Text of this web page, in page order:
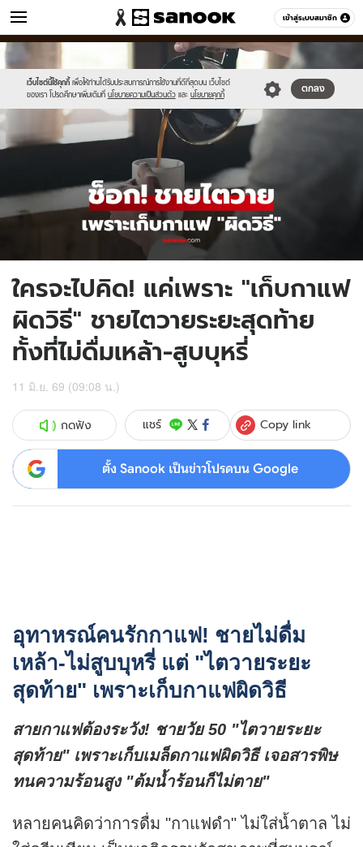
เข้าสู่ระบบสมาชิก
ข่าว หมวดอื่นๆ
เว็บไซต์นี้ใช้คุกกี้ เพื่อให้ท่านได้รับประสบการณ์การใช้งานที่ดีที่สุดบน เว็บไซต์
ของเรา โปรดศึกษาเพิ่มเติมที่ นโยบายความเป็นส่วนตัว และ นโยบายคุกกี้
ตกลง
Sanook
//s.isanook.com/sr/0/images/logo-
new-
sanook.png
600
60
//s.isanook.com/ns/0/ud/1978/9893662/newnewnewnewnewnewnew-
thumbna.jpg
ใครจะไปคิด! แค่เพราะ "เก็บกาแฟ
ผิดวิธี" ชายไตวายระยะสุดท้าย
ทั้งที่ไม่ดื่มเหล้า-สูบบุหรี่
11 มิ.ย. 69 (09:08 น.)
กดฟัง แชร์ Copy link
ตั้ง Sanook เป็นข่าวโปรดบน Google
อุทาหรณ์คนรักกาแฟ! ชายไม่ดื่ม
เหล้า-ไม่สูบบุหรี่ แต่ "ไตวายระยะ
สุดท้าย" เพราะเก็บกาแฟผิดวิธี
สายกาแฟต้องระวัง! ชายวัย 50 "ไตวายระยะ
สุดท้าย" เพราะเก็บเมล็ดกาแฟผิดวิธี เจอสารพิษ
ทนความร้อนสูง "ต้มน้ำร้อนก็ไม่ตาย"
หลายคนคิดว่าการดื่ม "กาแฟดำ" ไม่ใส่น้ำตาล ไม่